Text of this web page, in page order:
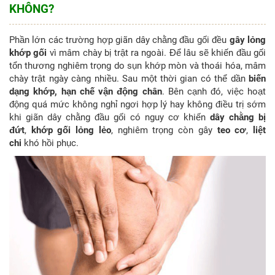
KHÔNG?
Phần lớn các trường hợp giãn dây chằng đầu gối đều gây lỏng
khớp gối vì mâm chày bị trật ra ngoài. Để lâu sẽ khiến đầu gối
tổn thương nghiêm trọng do sụn khớp mòn và thoái hóa, mâm
chày trật ngày càng nhiều. Sau một thời gian có thể dần biến
dạng khớp, hạn chế vận động chân. Bên cạnh đó, việc hoạt
động quá mức không nghỉ ngơi hợp lý hay không điều trị sớm
khi giãn dây chằng đầu gối có nguy cơ khiến dây chằng bị
đứt, khớp gối lỏng lẻo, nghiêm trọng còn gây teo cơ, liệt
chi khó hồi phục.